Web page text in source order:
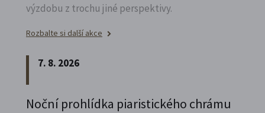
výzdobu z trochu jiné perspektivy.
Rozbalte si další akce
7. 8. 2026
Noční prohlídka piaristického chrámu